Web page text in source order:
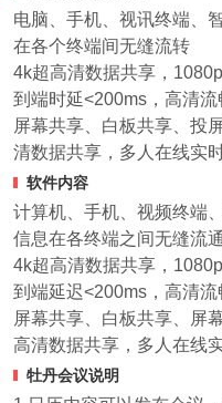
电脑、手机、视讯终端、
在各个终端间无缝流转
4k超高清数据共享，
到端时延<200ms，高清流
屏幕共享、白板共享、投
清数据共享，多人在线实
软件内容
计算机、手机、视频终端
信息在各终端之间无缝流通
4k超高清数据共享，
到端延迟<200ms，高清流
屏幕共享、白板共享、屏
高清数据共享，多人在线
牡丹会议说明